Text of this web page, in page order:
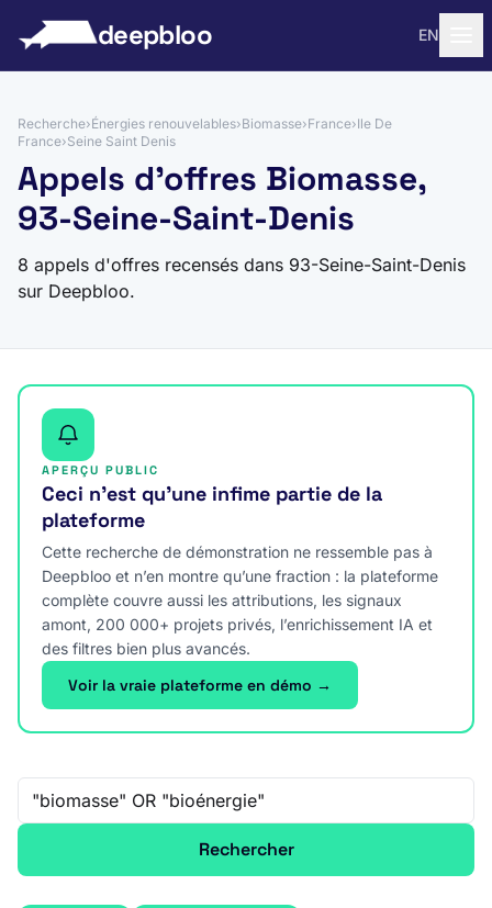
deepbloo EN
Recherche›Énergies renouvelables›Biomasse›France›Ile De
France›Seine Saint Denis
Appels d'offres Biomasse,
93-Seine-Saint-Denis
8 appels d'offres recensés dans 93-Seine-Saint-Denis
sur Deepbloo.
APERÇU PUBLIC
Ceci n’est qu’une infime partie de la
plateforme
Cette recherche de démonstration ne ressemble pas à
Deepbloo et n’en montre qu’une fraction : la plateforme
complète couvre aussi les attributions, les signaux
amont, 200 000+ projets privés, l’enrichissement IA et
des filtres bien plus avancés.
Voir la vraie plateforme en démo →
Recherche libre
Rechercher